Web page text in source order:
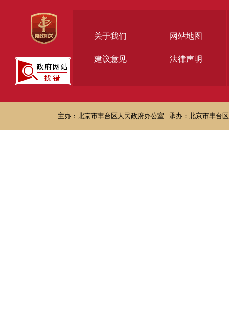
关于我们 网站地图
建议意见 法律声明
主办：北京市丰台区人民政府办公室 承办：北京市丰台